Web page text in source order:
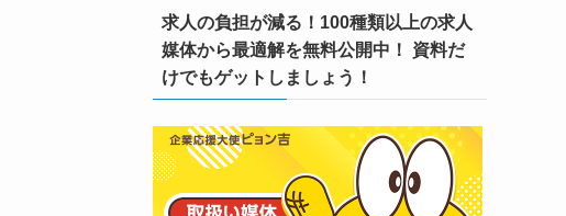
求人の負担が減る！100種類以上の求人
媒体から最適解を無料公開中！ 資料だ
けでもゲットしましょう！